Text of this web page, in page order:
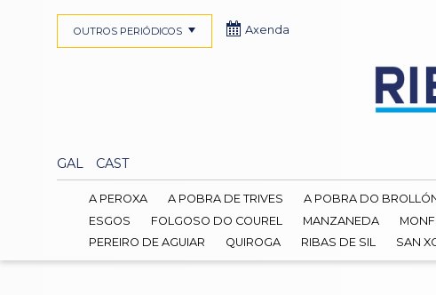
GAL CAST
OUTROS PERIÓDICOS Axenda
A PEROXA A POBRA DE TRIVES A POBRA DO
ESGOS
FOLGOSO DO COUREL MANZANEDA
PEREIRO DE AGUIAR
QUIROGA RIBAS DE SIL SAN